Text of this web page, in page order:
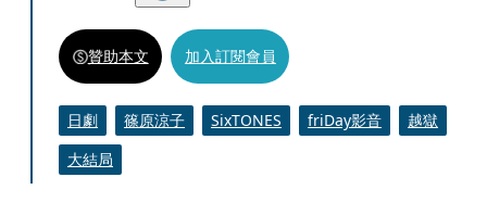
贊助本文 加入訂閱會員
日劇 篠原涼子 SixTONES friDay影音
越獄
大結局